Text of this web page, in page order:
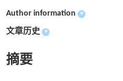
Author information +
文章历史 +
摘要